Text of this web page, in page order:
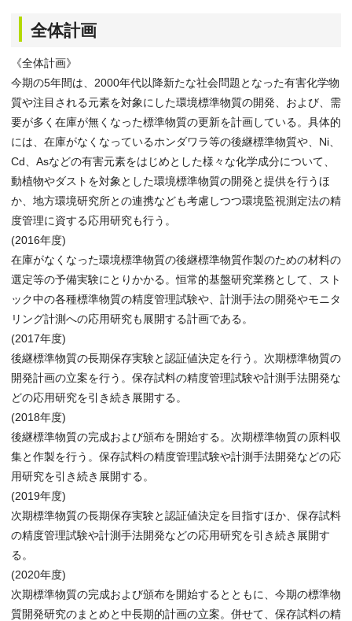
全体計画
《全体計画》
今期の5年間は、2000年代以降新たな社会問題となった有害化学物
質や注目される元素を対象にした環境標準物質の開発、および、需
要が多く在庫が無くなった標準物質の更新を計画している。具体的
には、在庫がなくなっているホンダワラ等の後継標準物質や、Ni、
Cd、Asなどの有害元素をはじめとした様々な化学成分について、
動植物やダストを対象とした環境標準物質の開発と提供を行うほ
か、地方環境研究所との連携なども考慮しつつ環境監視測定法の精
度管理に資する応用研究も行う。
(2016年度)
在庫がなくなった環境標準物質の後継標準物質作製のための材料の
選定等の予備実験にとりかかる。恒常的基盤研究業務として、スト
ック中の各種標準物質の精度管理試験や、計測手法の開発やモニタ
リング計測への応用研究も展開する計画である。
(2017年度)
後継標準物質の長期保存実験と認証値決定を行う。次期標準物質の
開発計画の立案を行う。保存試料の精度管理試験や計測手法開発な
どの応用研究を引き続き展開する。
(2018年度)
後継標準物質の完成および頒布を開始する。次期標準物質の原料収
集と作製を行う。保存試料の精度管理試験や計測手法開発などの応
用研究を引き続き展開する。
(2019年度)
次期標準物質の長期保存実験と認証値決定を目指すほか、保存試料
の精度管理試験や計測手法開発などの応用研究を引き続き展開す
る。
(2020年度)
次期標準物質の完成および頒布を開始するとともに、今期の標準物
質開発研究のまとめと中長期的計画の立案。併せて、保存試料の精